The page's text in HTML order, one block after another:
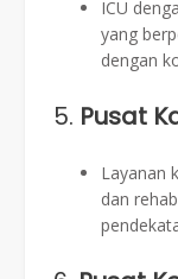
ICU
yang
dengan
5. Pusat
Layanan
dan